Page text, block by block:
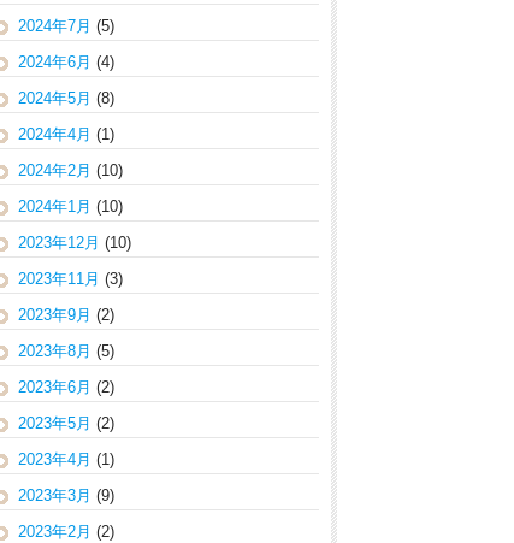
2024年7月 (5)
2024年6月 (4)
2024年5月 (8)
2024年4月 (1)
2024年2月 (10)
2024年1月 (10)
2023年12月 (10)
2023年11月 (3)
2023年9月 (2)
2023年8月 (5)
2023年6月 (2)
2023年5月 (2)
2023年4月 (1)
2023年3月 (9)
2023年2月 (2)